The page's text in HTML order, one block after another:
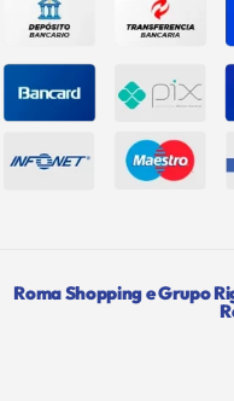
Roma Shopping e Grupo